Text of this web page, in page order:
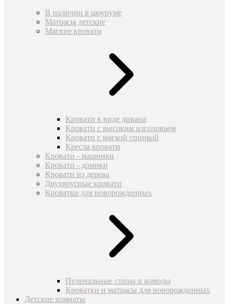
В наличии в шоуруме
Матрасы детские
Мягкие кровати
Кровати в виде дивана
Кровати с высоким изголовьем
Кровати с мягкой спинкой
Кресла кровати
Кровати - машинки
Кровати - домики
Кровати из дерева
Двухярусные кровати
Кроватки для новорожденных
Пеленальные столы и комоды
Кроватки и матрасы для новорожденных
Детские комнаты